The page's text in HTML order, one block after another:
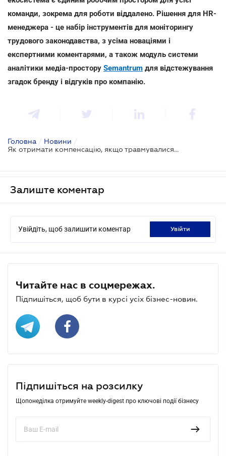
команди, зокрема для роботи віддалено. Рішення для HR-
менеджера - це набір інструментів для моніторингу
трудового законодавства, з усіма новаціями і
експертними коментарями, а також модуль системи
аналітики медіа-простору Semantrum для відстежування
згадок бренду і відгуків про компанію.
Головна / Новини /
Як отримати компенсацію, якщо травмувалися на вулиці під час ожеледиці
Залиште коментар
Увійдіть, щоб залишити коментар увійти
Читайте нас в соцмережах.
Підпишіться, щоб бути в курсі усіх бізнес-новин.
Підпишіться на розсилку
Щопонеділка отримуйте weekly-digest про ключові події бізнесу